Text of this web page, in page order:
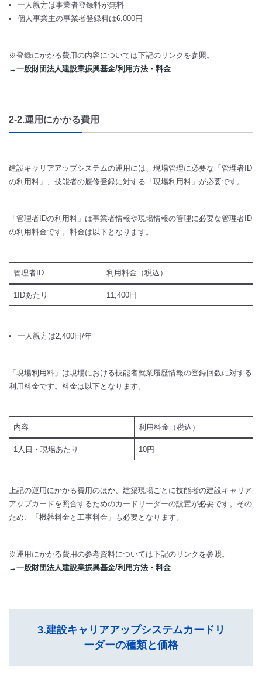
一人親方は事業者登録料が無料
個人事業主の事業者登録料は6,000円
※登録にかかる費用の内容については下記のリンクを参照。
→一般財団法人建設業振興基金/利用方法・料金
2-2.運用にかかる費用
建設キャリアアップシステムの運用には、現場管理に必要な「管理者ID
の利用料」、技能者の履修登録に対する「現場利用料」が必要です。
「管理者IDの利用料」は事業者情報や現場情報の管理に必要な管理者ID
の利用料金です。料金は以下となります。
管理者ID 利用料金（税込）
1IDあたり 11,400円
一人親方は2,400円/年
「現場利用料」は現場における技能者就業履歴情報の登録回数に対する
利用料金です。料金は以下となります。
内容 利用料金（税込）
1人日・現場あたり 10円
上記の運用にかかる費用のほか、建築現場ごとに技能者の建設キャリア
アップカードを照合するためのカードリーダーの設置が必要です。その
ため、「機器料金と工事料金」も必要となります。
※運用にかかる費用の参考資料については下記のリンクを参照。
→一般財団法人建設業振興基金/利用方法・料金
3.建設キャリアアップシステムカードリ
ーダーの種類と価格